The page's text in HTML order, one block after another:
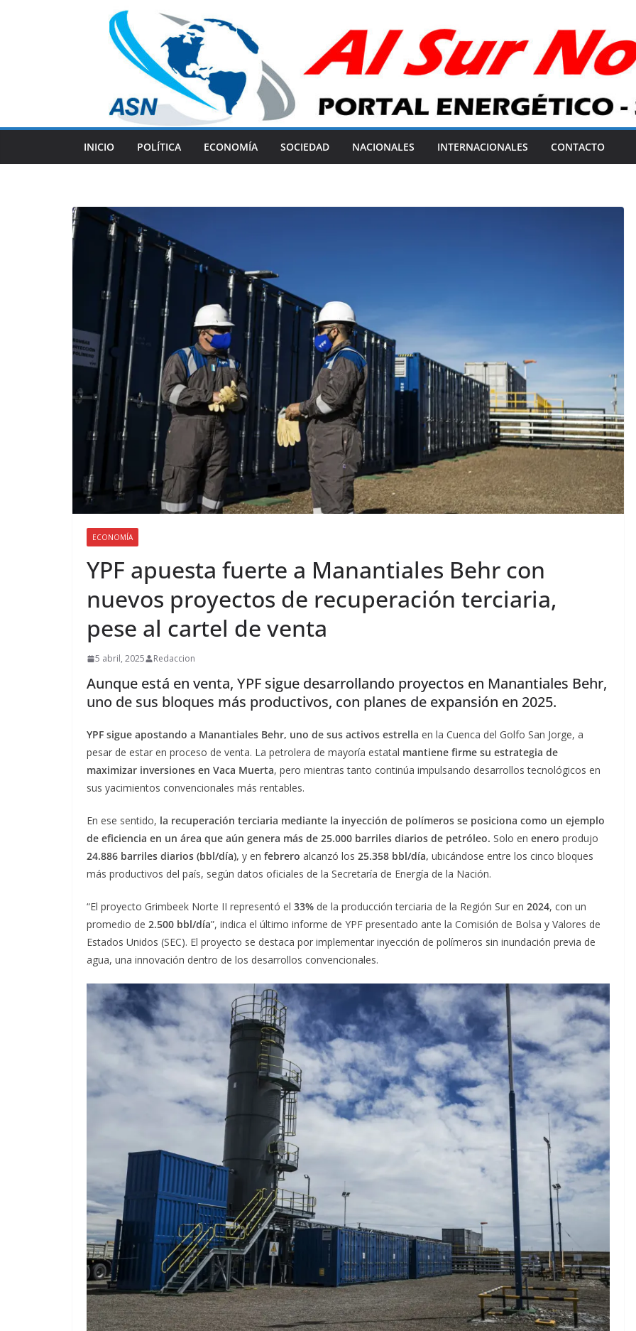
INICIO POLÍTICA ECONOMÍA SOCIEDAD NACIONALES INTERNACIONALES CONTACTO
ECONOMÍA
YPF apuesta fuerte a Manantiales Behr con
nuevos proyectos de recuperación terciaria,
pese al cartel de venta
5 abril, 2025 Redaccion
Aunque está en venta, YPF sigue desarrollando proyectos en Manantiales Behr,
uno de sus bloques más productivos, con planes de expansión en 2025.
YPF sigue apostando a Manantiales Behr, uno de sus activos estrella en la Cuenca del Golfo San Jorge, a
pesar de estar en proceso de venta. La petrolera de mayoría estatal mantiene firme su estrategia de
maximizar inversiones en Vaca Muerta, pero mientras tanto continúa impulsando desarrollos tecnológicos en
sus yacimientos convencionales más rentables.
En ese sentido, la recuperación terciaria mediante la inyección de polímeros se posiciona como un ejemplo
de eficiencia en un área que aún genera más de 25.000 barriles diarios de petróleo. Solo en enero produjo
24.886 barriles diarios (bbl/día), y en febrero alcanzó los 25.358 bbl/día, ubicándose entre los cinco bloques
más productivos del país, según datos oficiales de la Secretaría de Energía de la Nación.
“El proyecto Grimbeek Norte II representó el 33% de la producción terciaria de la Región Sur en 2024, con un
promedio de 2.500 bbl/día”, indica el último informe de YPF presentado ante la Comisión de Bolsa y Valores de
Estados Unidos (SEC). El proyecto se destaca por implementar inyección de polímeros sin inundación previa de
agua, una innovación dentro de los desarrollos convencionales.